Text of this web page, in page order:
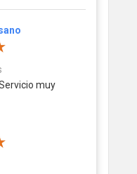
muy